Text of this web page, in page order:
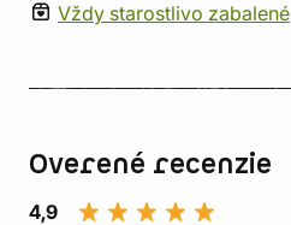
Vždy starostlivo zabalené
Overené recenzie
4,9